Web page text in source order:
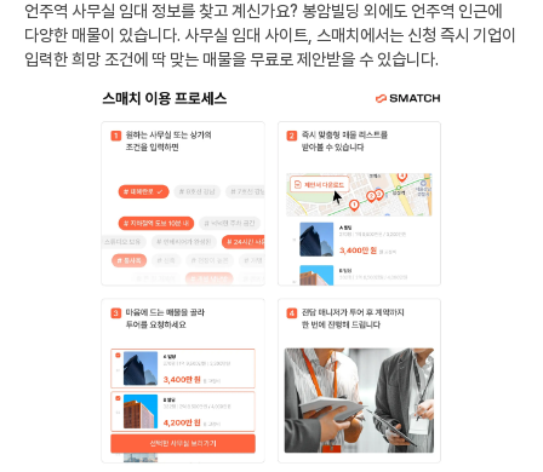
언주역 사무실 임대 정보를 찾고 계신가요? 봉암빌딩 외에도 언주역 인근에
다양한 매물이 있습니다. 사무실 임대 사이트, 스매치에서는 신청 즉시 기업이
입력한 희망 조건에 딱 맞는 매물을 무료로 제안받을 수 있습니다.